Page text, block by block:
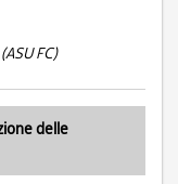
FC)
delle